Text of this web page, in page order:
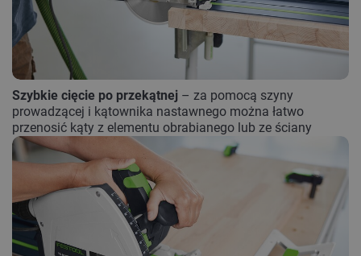
Szybkie cięcie po przekątnej – za pomocą szyny
prowadzącej i kątownika nastawnego można łatwo
przenosić kąty z elementu obrabianego lub ze ściany